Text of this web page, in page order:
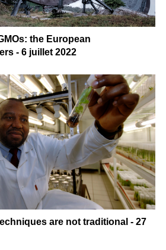
the European
- 6 juillet 2022
are not traditional - 27